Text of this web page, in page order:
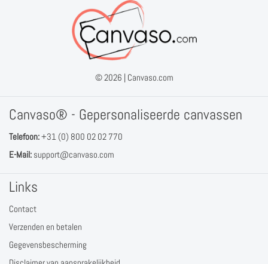
© 2026 | Canvaso.com
Canvaso® - Gepersonaliseerde canvassen
Telefoon:+31 (0) 800 02 02 770
E-Mail: support@canvaso.com
Links
Contact
Verzenden en betalen
Gegevensbescherming